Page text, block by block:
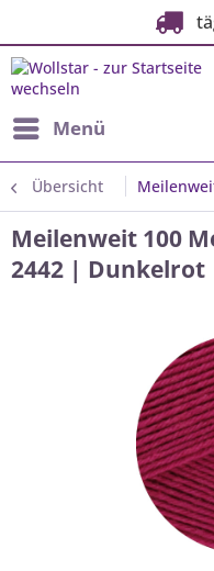
Menü
Übersicht
Meilenweit 100
2442 | Dunkelrot